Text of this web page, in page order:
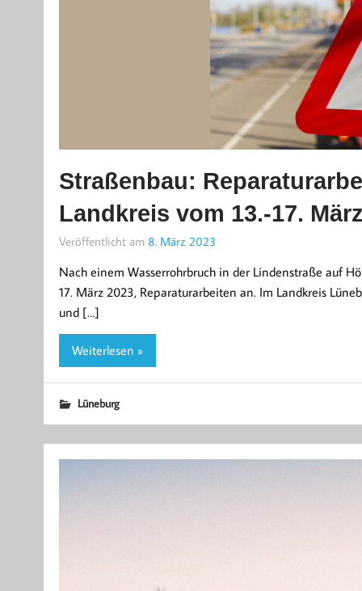
Straßenbau:
Landkreis vom 13.-17.
Veröffentlicht am 8. März 2023
Nach einem Wasserrohrbruch in der Lindenstraße auf
17. März 2023, Reparaturarbeiten an. Im Landkreis
und […]
Weiterlesen »
Lüneburg